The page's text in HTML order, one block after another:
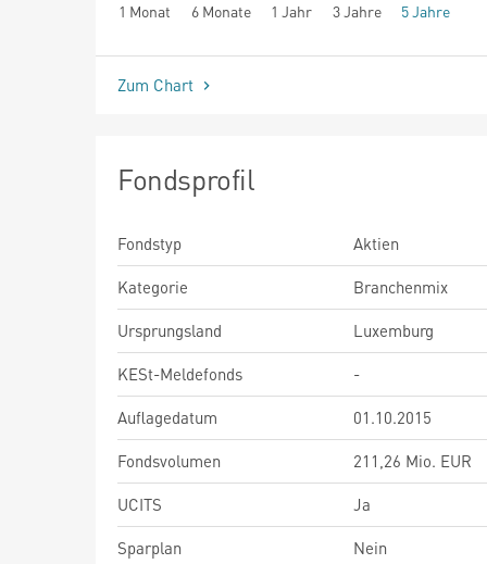
1 Monat 6 Monate 1 Jahr 3 Jahre 5 Jahre
seit Beginn
Zum Chart
Fondsprofil
Fondstyp
Aktien
Kategorie
Branchenmix
Ursprungsland
Luxemburg
KESt-Meldefonds
-
Auflagedatum
01.10.2015
Fondsvolumen
211,26 Mio. EUR
UCITS
Ja
Sparplan
Nein